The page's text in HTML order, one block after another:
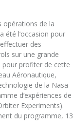
opérations de la
été l’occasion pour
des
sur une grande
pour profiter de cette
Aéronautique,
de la Nasa
d’expériences de
Experiments).
du programme, 13